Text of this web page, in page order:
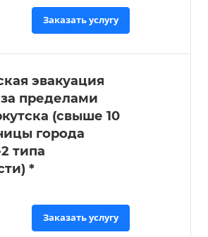
Заказать услугу
эвакуация
пределами
(свыше 10
города
типа
*
Заказать услугу